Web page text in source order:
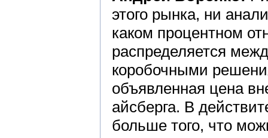
этого рынка, ни
каком процентном
распределяется
коробочными
объявленная цена
айсберга. В
больше того, что